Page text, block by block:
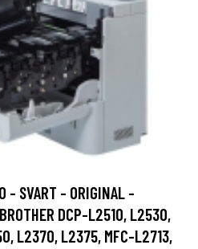
- SVART - ORIGINAL -
DCP-L2510, L2530,
L2370, L2375, MFC-L2713,